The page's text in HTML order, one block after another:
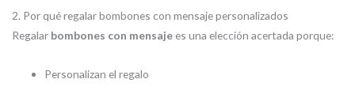
2. Por qué regalar bombones con mensaje personalizados
Regalar bombones con mensaje es una elección acertada porque:
Personalizan el regalo